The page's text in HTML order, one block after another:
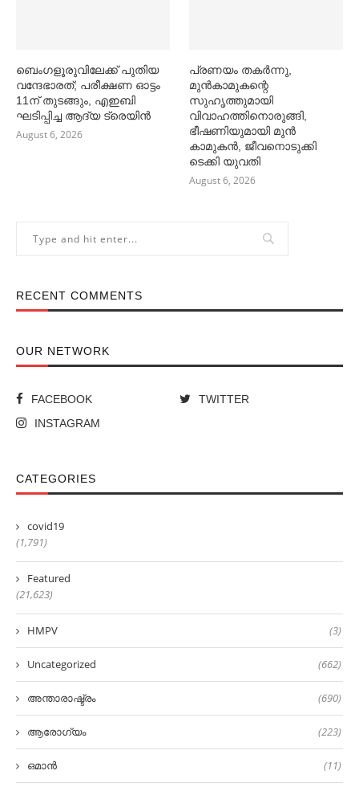
ബെംഗളൂരുവിലേക്ക് പുതിയ
വന്ദേഭാരത്; പരീക്ഷണ ഓട്ടം
11ന് തുടങ്ങും, എഇബി
ഘടിപ്പിച്ച ആദ്യ ട്രെയിന്‍
August 6, 2026
പ്രണയം തകര്‍ന്നു,
മുൻകാമുകന്റെ
സുഹൃത്തുമായി
വിവാഹത്തിനൊരുങ്ങി,
ഭീഷണിയുമായി മുൻ
കാമുകൻ, ജീവനൊടുക്കി
ടെക്കി യുവതി
August 6, 2026
RECENT COMMENTS
OUR NETWORK
FACEBOOK
TWITTER
INSTAGRAM
CATEGORIES
covid19
(1,791)
Featured
(21,623)
HMPV (3)
Uncategorized (662)
അന്താരാഷ്ട്രം (690)
ആരോഗ്യം (223)
ഒമാൻ (11)